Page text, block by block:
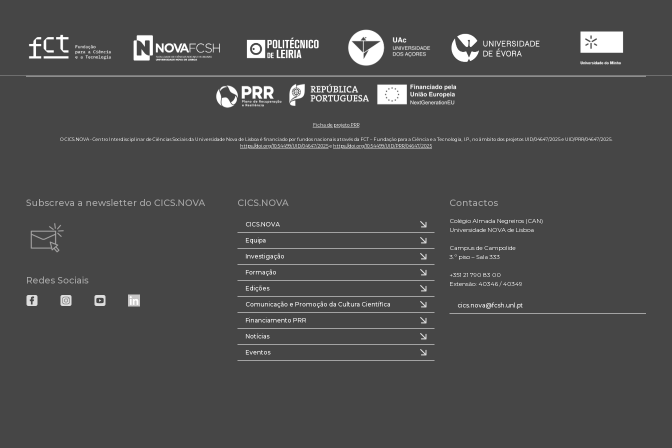
Ficha de projeto PRR
O CICS.NOVA - Centro Interdisciplinar de Ciências Sociais da Universidade Nova de Lisboa é financiado por fundos nacionais através da FCT – Fundação para a Ciência e a Tecnologia, I.P., no âmbito dos projetos UID/04647/2025 e UID/PRR/04647/2025.
https://doi.org/10.54499/UID/04647/2025e https://doi.org/10.54499/UID/PRR/04647/2025
Subscreva a newsletter do CICS.NOVA
Redes Sociais
CICS.NOVA
CICS.NOVA
Equipa
Investigação
Formação
Edições
Comunicação e Promoção da Cultura Científica
Financiamento PRR
Notícias
Eventos
Contactos
Colégio Almada Negreiros (CAN)
Universidade NOVA de Lisboa
Campus de Campolide
3.º piso – Sala 333
+351 21 790 83 00
Extensão: 40346 / 40349
cics.nova@fcsh.unl.pt